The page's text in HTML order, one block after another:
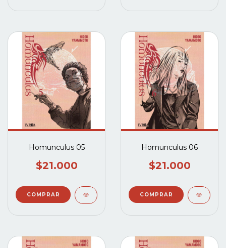
Homunculus 05
$21.000
Homunculus 06
$21.000